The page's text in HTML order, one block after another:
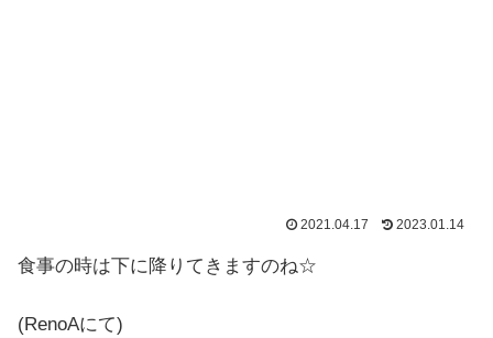
2021.04.17 2023.01.14
食事の時は下に降りてきますのね☆
(RenoAにて)